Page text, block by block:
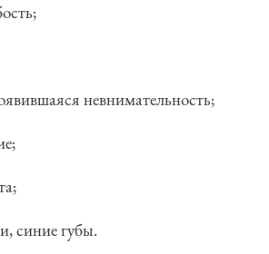
невнимательность;
синие губы.